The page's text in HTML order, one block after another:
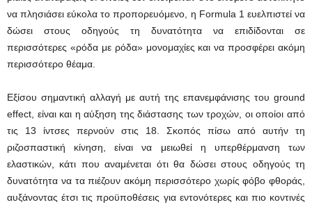
να πλησιάσει εύκολα το προπορευόμενο, η Formula 1 ευελπιστεί να
δώσει στους οδηγούς τη δυνατότητα να επιδίδονται σε
περισσότερες «ρόδα με ρόδα» μονομαχίες και να προσφέρει ακόμη
περισσότερο θέαμα.
Εξίσου σημαντική αλλαγή με αυτή της επανεμφάνισης του ground
effect, είναι και η αύξηση της διάστασης των τροχών, οι οποίοι από
τις 13 ίντσες περνούν στις 18. Σκοπός πίσω από αυτήν τη
ριζοσπαστική κίνηση, είναι να μειωθεί η υπερθέρμανση των
ελαστικών, κάτι που αναμένεται ότι θα δώσει στους οδηγούς τη
δυνατότητα να τα πιέζουν ακόμη περισσότερο χωρίς φόβο φθοράς,
αυξάνοντας έτσι τις προϋποθέσεις για εντονότερες και πιο κοντινές